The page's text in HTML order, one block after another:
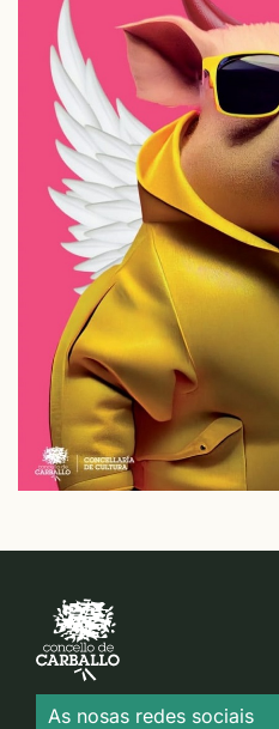
As nosas redes sociais